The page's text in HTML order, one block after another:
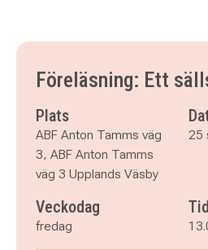
Föreläsning: Ett
Plats
ABF Anton Tamms väg
3, ABF Anton Tamms
väg 3 Upplands Väsby
25
Veckodag
fredag
Tid